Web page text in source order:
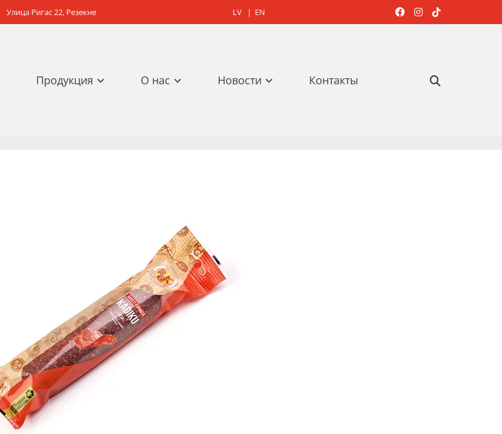
Улица Ригас 22, Резекне LV | EN   
Продукция О нас Новости Контакты